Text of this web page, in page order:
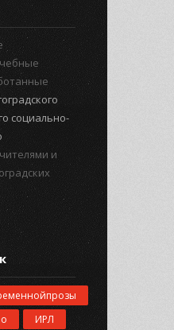
социально-
и
ИРЛ